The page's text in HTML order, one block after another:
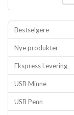
Bestselgere
Nye produkter
Ekspress Levering
USB Minne
USB Penn